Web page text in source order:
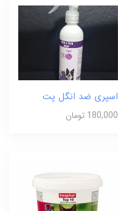
اسپری ضد انگل پت
180,000 تومان